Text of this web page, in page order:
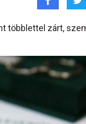
többlettel zárt,